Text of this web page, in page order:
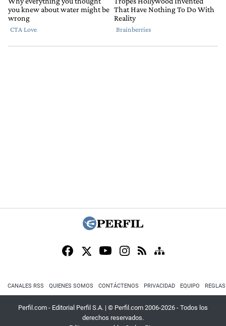
CANALES RSS QUIENES SOMOS CONTÁCTENOS PRIVACIDAD EQUIPO
Perfil.com - Editorial Perfil S.A. | © Perfil.com 2006-2026 - Todos los
derechos reservados.